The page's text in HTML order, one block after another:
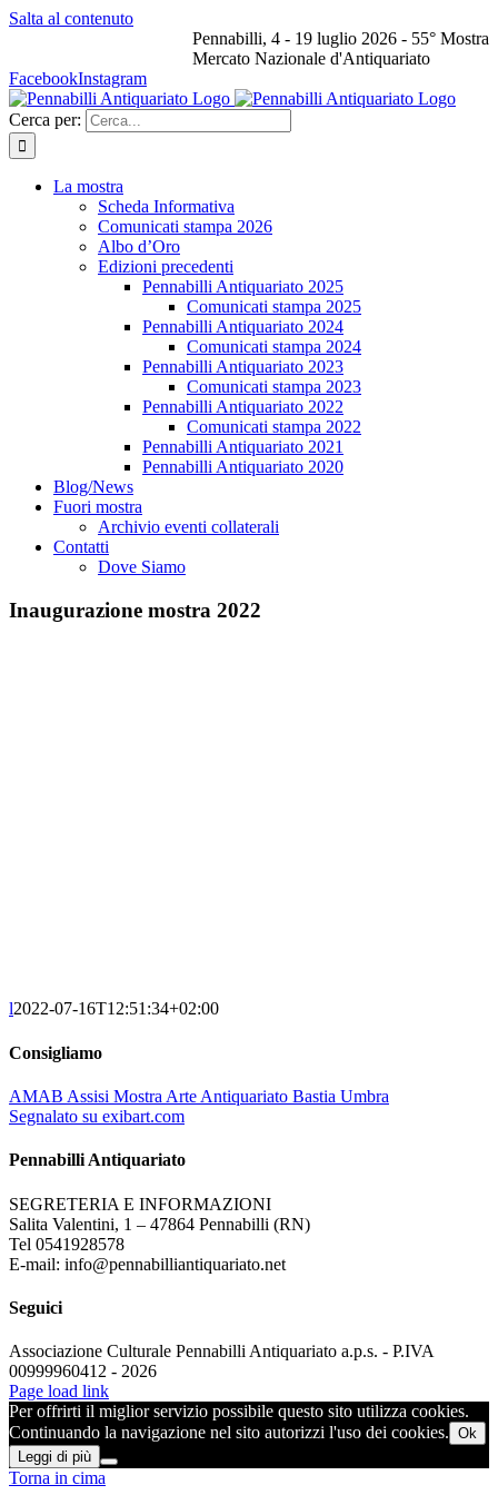
Salta al contenuto
Pennabilli, 4 - 19 luglio 2026 - 55° Mostra
Mercato Nazionale d'Antiquariato
FacebookInstagram
Cerca per:
La mostra
Scheda Informativa
Comunicati stampa 2026
Albo d’Oro
Edizioni precedenti
Pennabilli Antiquariato 2025
Comunicati stampa 2025
Pennabilli Antiquariato 2024
Comunicati stampa 2024
Pennabilli Antiquariato 2023
Comunicati stampa 2023
Pennabilli Antiquariato 2022
Comunicati stampa 2022
Pennabilli Antiquariato 2021
Pennabilli Antiquariato 2020
Blog/News
Fuori mostra
Archivio eventi collaterali
Contatti
Dove Siamo
Inaugurazione mostra 2022
l2022-07-16T12:51:34+02:00
Consigliamo
AMAB Assisi Mostra Arte Antiquariato Bastia Umbra
Segnalato su exibart.com
Pennabilli Antiquariato
SEGRETERIA E INFORMAZIONI
Salita Valentini, 1 – 47864 Pennabilli (RN)
Tel 0541928578
E-mail: info@pennabilliantiquariato.net
Seguici
Associazione Culturale Pennabilli Antiquariato a.p.s. - P.IVA
00999960412 - 2026
Page load link
Per offrirti il miglior servizio possibile questo sito utilizza cookies.
Continuando la navigazione nel sito autorizzi l'uso dei cookies. Ok
Leggi di più
Torna in cima